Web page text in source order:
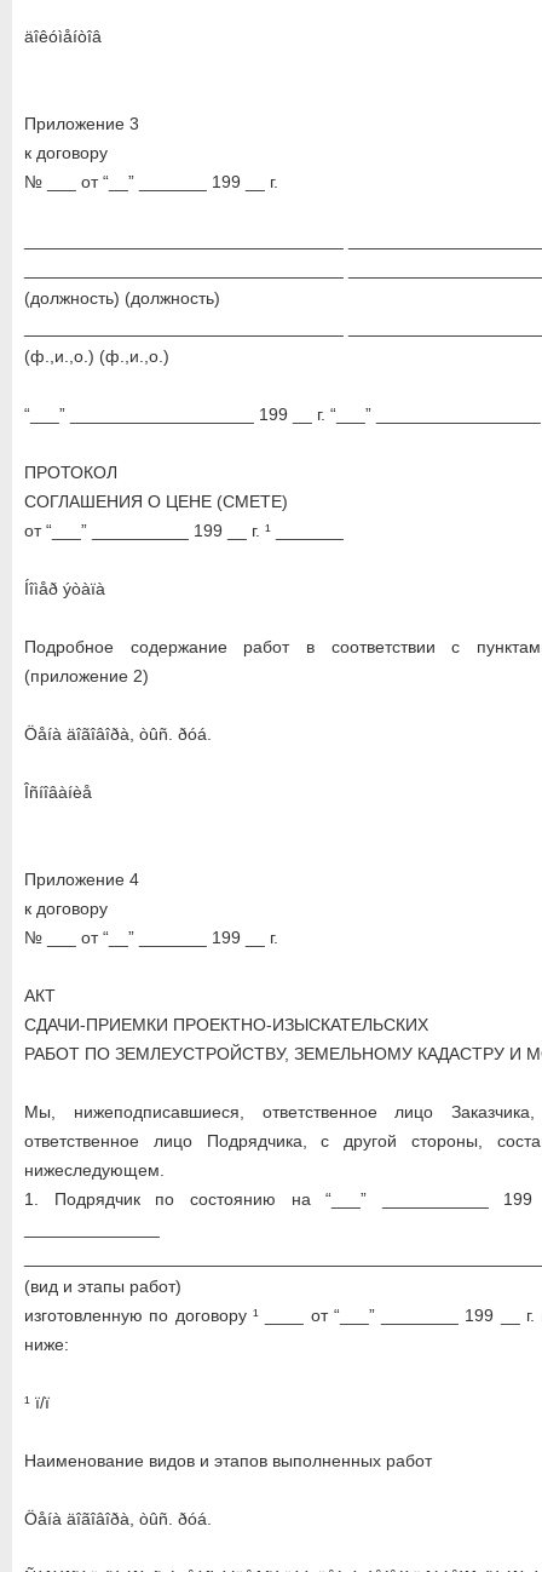
äîêóìåíòîâ
Приложение 3
к договору
№ ___ от “__” _______ 199 __ г.
(должность) (должность)
(ф.,и.,о.) (ф.,и.,о.)
“___” ___________________ 199 __ г. “___”
ПРОТОКОЛ
СОГЛАШЕНИЯ О ЦЕНЕ (СМЕТЕ)
от “___” __________ 199 __ г. ¹ _______
Íîìåð ýòàïà
Подробное содержание работ в соответствии с
(приложение 2)
Öåíà äîãîâîðà, òûñ. ðóá.
Îñíîâàíèå
Приложение 4
к договору
№ ___ от “__” _______ 199 __ г.
АКТ
СДАЧИ-ПРИЕМКИ ПРОЕКТНО-ИЗЫСКАТЕЛЬСКИХ
РАБОТ ПО ЗЕМЛЕУСТРОЙСТВУ, ЗЕМЕЛЬНОМУ КАДАСТРУ И
Мы, нижеподписавшиеся, ответственное лицо
ответственное лицо Подрядчика, с другой стороны,
нижеследующем.
1. Подрядчик по состоянию на “___” ___________
(вид и этапы работ)
изготовленную по договору ¹ ____ от “___” ________ 199 __
ниже:
¹ ï/ï
Наименование видов и этапов выполненных работ
Öåíà äîãîâîðà, òûñ. ðóá.